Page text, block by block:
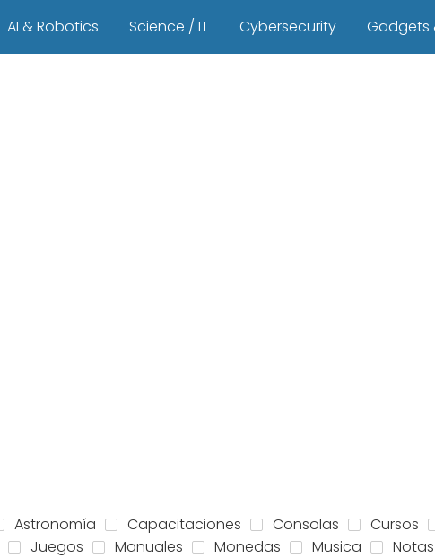
AI & Robotics Science / IT Cybersecurity Gadgets
Astronomía Capacitaciones Consolas Cursos
Juegos Manuales Monedas Musica